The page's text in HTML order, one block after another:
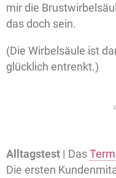
mir die
das doch sein.
(Die Wirbelsäule ist
glücklich entrenkt.)
Alltagstest | Das
Die ersten